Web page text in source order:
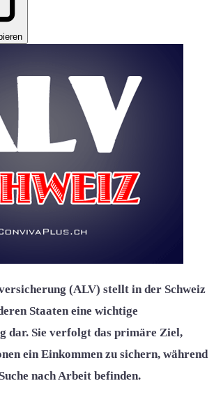
(ALV) stellt in der Schweiz
Staaten eine wichtige
dar. Sie verfolgt das primäre Ziel,
ein Einkommen zu sichern, während
nach Arbeit befinden.